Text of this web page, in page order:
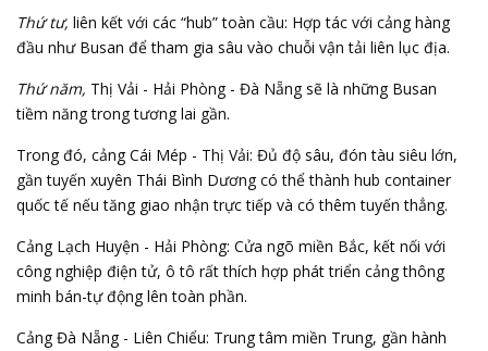
Thứ tư, liên kết với các “hub” toàn cầu: Hợp tác với cảng hàng
đầu như Busan để tham gia sâu vào chuỗi vận tải liên lục địa.
Thứ năm, Thị Vải - Hải Phòng - Đà Nẵng sẽ là những Busan
tiềm năng trong tương lai gần.
Trong đó, cảng Cái Mép - Thị Vải: Đủ độ sâu, đón tàu siêu lớn,
gần tuyến xuyên Thái Bình Dương có thể thành hub container
quốc tế nếu tăng giao nhận trực tiếp và có thêm tuyến thẳng.
Cảng Lạch Huyện - Hải Phòng: Cửa ngõ miền Bắc, kết nối với
công nghiệp điện tử, ô tô rất thích hợp phát triển cảng thông
minh bán-tự động lên toàn phần.
Cảng Đà Nẵng - Liên Chiểu: Trung tâm miền Trung, gần hành